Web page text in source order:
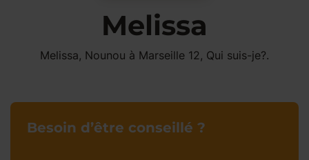
Melissa
Melissa, Nounou à Marseille 12, Qui suis-je?.
Besoin d’être conseillé ?